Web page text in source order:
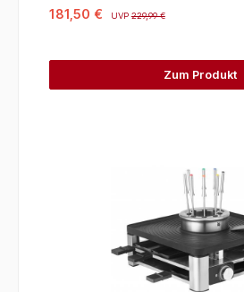
181,50 € UVP229,99 €
Zum Produkt